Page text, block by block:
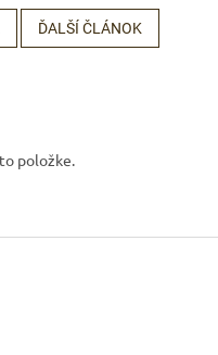
ĎALŠÍ ČLÁNOK
položke.
Odoslať